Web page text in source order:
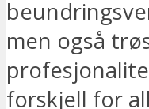
men også
forskjell for